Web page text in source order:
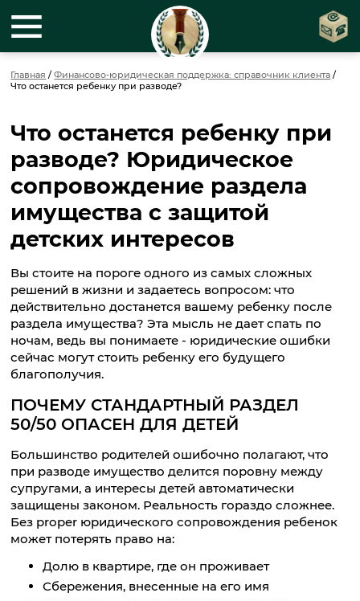
Главная /Финансово-юридическая поддержка: справочник клиента /
Что останется ребенку при разводе?
Что останется ребенку при
разводе? Юридическое
сопровождение раздела
имущества с защитой
детских интересов
Вы стоите на пороге одного из самых сложных
решений в жизни и задаетесь вопросом: что
действительно достанется вашему ребенку после
раздела имущества? Эта мысль не дает спать по
ночам, ведь вы понимаете - юридические ошибки
сейчас могут стоить ребенку его будущего
благополучия.
ПОЧЕМУ СТАНДАРТНЫЙ РАЗДЕЛ
50/50 ОПАСЕН ДЛЯ ДЕТЕЙ
Большинство родителей ошибочно полагают, что
при разводе имущество делится поровну между
супругами, а интересы детей автоматически
защищены законом. Реальность гораздо сложнее.
Без proper юридического сопровождения ребенок
может потерять право на:
Долю в квартире, где он проживает
Сбережения, внесенные на его имя